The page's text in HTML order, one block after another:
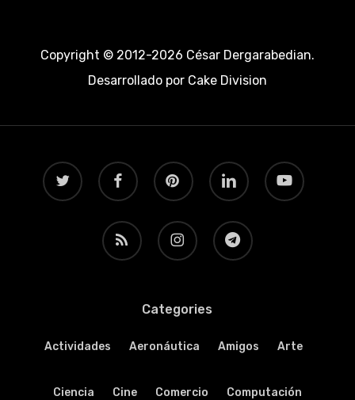
Copyright © 2012-2026 César Dergarabedian.
Desarrollado porCake Division
twitter facebook pinterest linkedin youtube
RSS instagram telegram
Categories
Actividades Aeronáutica Amigos Arte
Ciencia Cine Comercio Computación